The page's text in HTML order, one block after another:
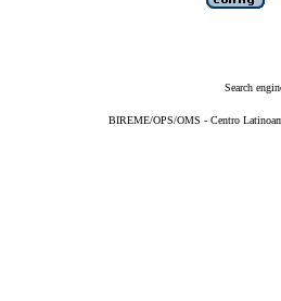
Search
BIREME/OPS/OMS - Centro